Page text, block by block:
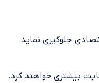
جلوگیری نماید.
بیشتری خواهند کرد.